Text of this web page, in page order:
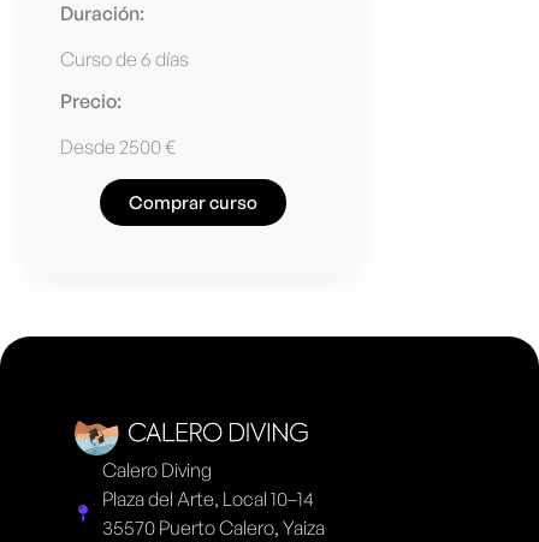
Duración:
Curso de 6 días
Precio:
Desde 2500 €
Comprar curso
Calero Diving
Plaza del Arte, Local 10–14
35570 Puerto Calero, Yaiza